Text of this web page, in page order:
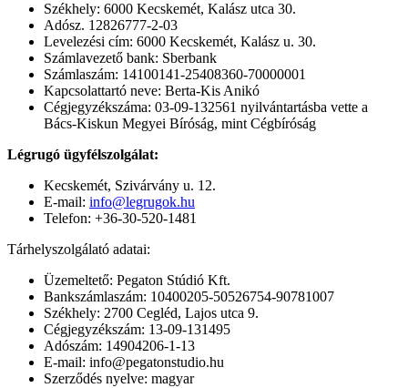
Székhely: 6000 Kecskemét, Kalász utca 30.
Adósz. 12826777-2-03
Levelezési cím: 6000 Kecskemét, Kalász u. 30.
Számlavezető bank: Sberbank
Számlaszám: 14100141-25408360-70000001
Kapcsolattartó neve: Berta-Kis Anikó
Cégjegyzékszáma: 03-09-132561 nyilvántartásba vette a
Bács-Kiskun Megyei Bíróság, mint Cégbíróság
Légrugó ügyfélszolgálat:
Kecskemét, Szivárvány u. 12.
E-mail: info@legrugok.hu
Telefon: +36-30-520-1481
Tárhelyszolgálató adatai:
Üzemeltető: Pegaton Stúdió Kft.
Bankszámlaszám: 10400205-50526754-90781007
Székhely: 2700 Cegléd, Lajos utca 9.
Cégjegyzékszám: 13-09-131495
Adószám: 14904206-1-13
E-mail: info@pegatonstudio.hu
Szerződés nyelve: magyar